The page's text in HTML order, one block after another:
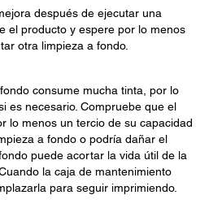
después de ejecutar una
el producto y espere por lo menos
otra limpieza a fondo.
consume mucha tinta, por lo
es necesario. Compruebe que el
lo menos un tercio de su capacidad
a fondo o podría dañar el
puede acortar la vida útil de la
la caja de mantenimiento
para seguir imprimiendo.